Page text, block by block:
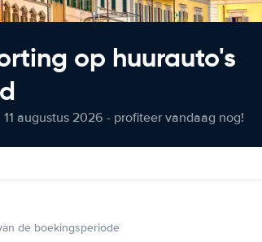
op huurauto's
augustus 2026 - profiteer vandaag nog!
de boekingsperiode